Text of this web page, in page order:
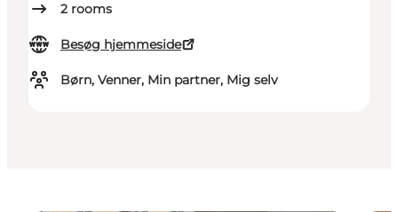
2 rooms
Besøg hjemmeside
Børn, Venner, Min partner, Mig selv